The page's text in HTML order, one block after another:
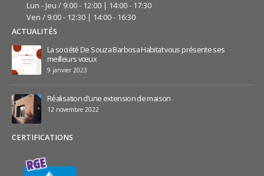
Lun - Jeu / 9:00 - 12:00 | 14:00 - 17:30
Ven / 9:00 - 12:30 | 14:00 - 16:30
ACTUALITÉS
La société De Souza Barbosa Habitat vous présente ses
meilleurs vœux
9 janvier 2023
Réalisation d’une extension de maison
12 novembre 2022
CERTIFICATIONS